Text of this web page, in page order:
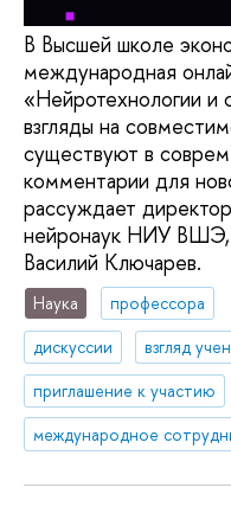
В Высшей школе
международная
«Нейротехнологии и
взгляды на
существуют в
комментарии для
рассуждает
нейронаук НИУ ВШЭ,
Василий Ключарев.
Наука
профессора
дискуссии
взгляд
приглашение к участию
международное